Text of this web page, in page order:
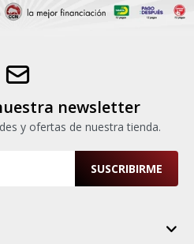
newsletter
y ofertas de nuestra tienda.
SUSCRIBIRME